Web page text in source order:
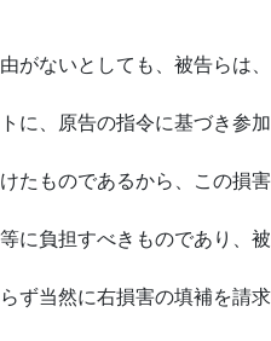
がないとしても、被告らは、
に、原告の指令に基づき参加
たものであるから、この損害
に負担すべきものであり、被
ず当然に右損害の填補を請求